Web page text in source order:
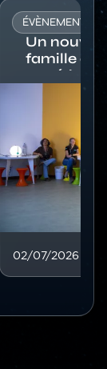
ÉVÈNEMENT
Un nouvel
famille à
02/07/2026